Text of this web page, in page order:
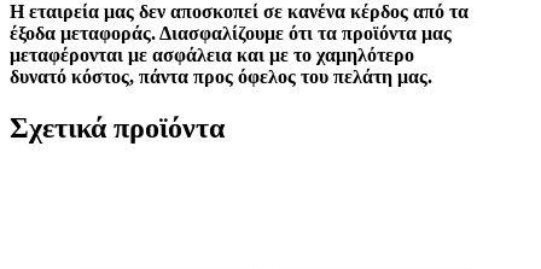
Η εταιρεία μας δεν αποσκοπεί σε κανένα κέρδος από τα
έξοδα μεταφοράς. Διασφαλίζουμε ότι τα προϊόντα μας
μεταφέρονται με ασφάλεια και με το χαμηλότερο
δυνατό κόστος, πάντα προς όφελος του πελάτη μας.
Σχετικά προϊόντα